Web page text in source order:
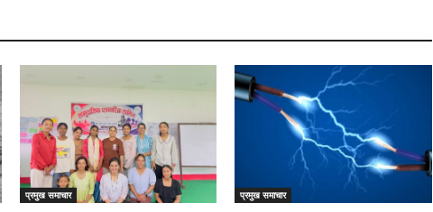
प्रमुख समाचार प्रमुख समाचार